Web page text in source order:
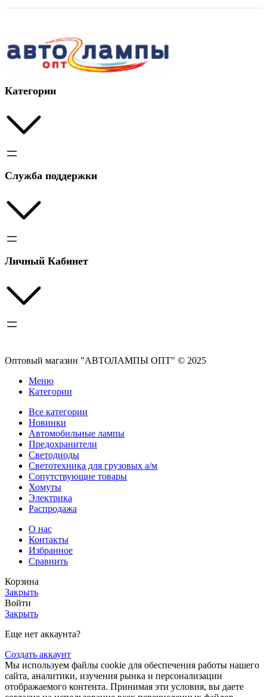
Категории
Служба поддержки
Личный Кабинет
Оптовый магазин "АВТОЛАМПЫ ОПТ" © 2025
Меню
Категории
Все категории
Новинки
Автомобильные лампы
Предохранители
Светодиоды
Светотехника для грузовых а/м
Сопутствующие товары
Хомуты
Электрика
Распродажа
О нас
Контакты
Избранное
Сравнить
Корзина
Закрыть
Войти
Закрыть
Еще нет аккаунта?
Создать аккаунт
Мы используем файлы cookie для обеспечения работы нашего
сайта, аналитики, изучения рынка и персонализации
отображаемого контента. Принимая эти условия, вы даете